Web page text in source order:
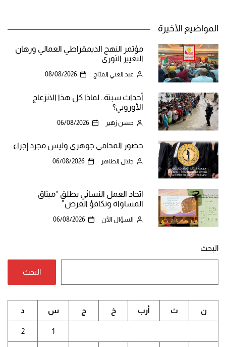
المواضيع الأخيرة
مؤتمر النهج الديمقراطي العمالي ورهان
التغيير الثوري
عبد الغني القبّاج 08/08/2026
أحداث سبتة.. لماذا كل هذا الانزعاج
الأوروبي؟
حسن زهير 06/08/2026
حضور المحامي جوهري وليس مجرد إجراء
جلال الطاهر 06/08/2026
اتحاد العمل النسائي يطلق “ميثاق
المساواة وتكافؤ الفرص”
السؤال الآن 06/08/2026
البحث
البحث
ن ث أرب خ ج س د
1
2